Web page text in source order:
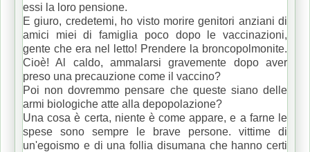
essi la loro pensione.
E giuro, credetemi, ho visto morire genitori anziani di
amici miei di famiglia poco dopo le vaccinazioni,
gente che era nel letto! Prendere la broncopolmonite.
Cioè! Al caldo, ammalarsi gravemente dopo aver
preso una precauzione come il vaccino?
Poi non dovremmo pensare che queste siano delle
armi biologiche atte alla depopolazione?
Una cosa è certa, niente è come appare, e a farne le
spese sono sempre le brave persone. vittime di
un'egoismo e di una follia disumana che hanno certi